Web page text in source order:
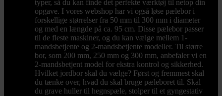
typer, så du kan finde det perfekte værktøj til netop din
opgave. I vores webshop har vi også løse pælebor i
forskellige størrelser fra 50 mm til 300 mm i diameter
og med en længde på ca. 95 cm. Disse pælebor passer
til de fleste maskiner, og du kan vælge mellem 1-
mandsbetjente og 2-mandsbetjente modeller. Til større
bor, som 200 mm, 250 mm og 300 mm, anbefaler vi en
2-mandsbetjent model for ekstra kontrol og sikkerhed.
Hvilket jordbor skal du vælge? Først og fremmest skal
du tænke over, hvad du skal bruge pæleboret til. Skal
du grave huller til hegnspæle, stolper til et gyngestativ